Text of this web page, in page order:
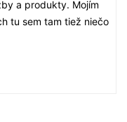
a produkty. Mojím
tu sem tam tiež niečo